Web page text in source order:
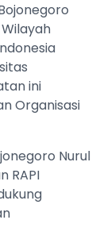
ini
Organisasi
Nurul
RAPI